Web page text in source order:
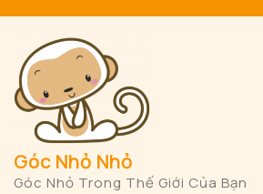
content
Góc Nhỏ Nhỏ
Góc Nhỏ Trong Thế Giới Của Bạn